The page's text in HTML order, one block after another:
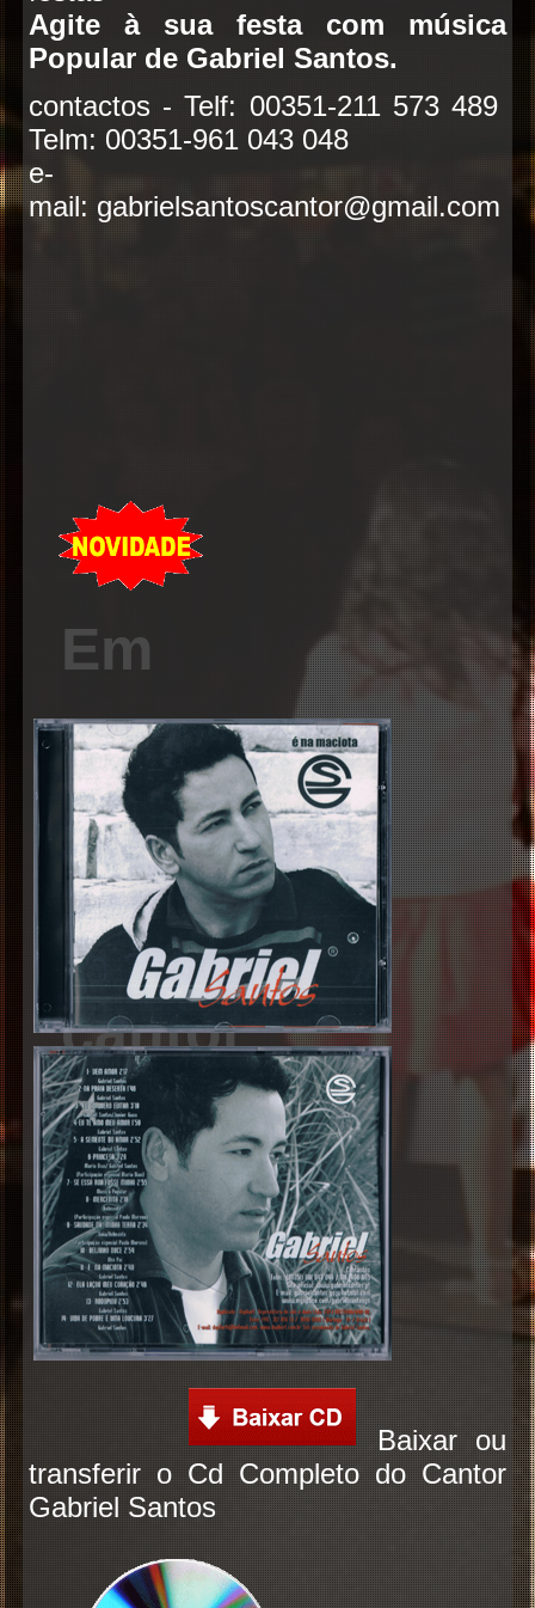
Em
breve
novidades
do
cantor
Gabriel
Santos
Agite à sua festa com música
Popular de Gabriel Santos.
contactos - Telf: 00351-211 573 489
Telm: 00351-961 043 048
e-
mail: gabrielsantoscantor@gmail.com
Baixar ou
transferir o Cd Completo do Cantor
Gabriel Santos